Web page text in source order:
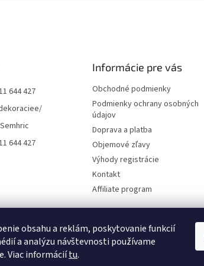
obsahu a reklám, poskytovanie funkcií
a analýzu návštevnosti používame
Viac informáciítu.
644 427
644 427
Informácie pre vás
Obchodné podmienky
Podmienky ochrany osobných
údajov
Doprava a platba
Objemové zľavy
Výhody registrácie
Kontakt
Affiliate program